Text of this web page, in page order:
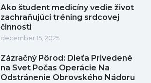
Ako študent medicíny vedie život
zachraňujúci tréning srdcovej
činnosti
december 15, 2025
Zázračný Pôrod: Dieťa Privedené
na Svet Počas Operácie Na
Odstránenie Obrovského Nádoru